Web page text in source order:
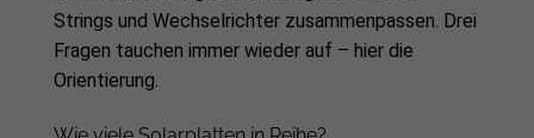
Strings und Wechselrichter zusammenpassen. Drei
Fragen tauchen immer wieder auf – hier die
Orientierung.